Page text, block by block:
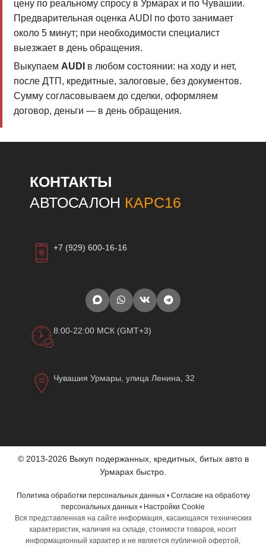
цену по реальному спросу в Урмарах и по Чувашии.
Предварительная оценка AUDI по фото занимает
около 5 минут; при необходимости специалист
выезжает в день обращения.
Выкупаем AUDI в любом состоянии: на ходу и нет,
после ДТП, кредитные, залоговые, без документов.
Сумму согласовываем до сделки, оформляем
договор, деньги — в день обращения.
КОНТАКТЫ
АВТОСАЛОН КАРС16
+7 (929) 600-16-16
8:00-22:00 МСК (GMT+3)
Чувашия Урмары, улица Ленина, 32
© 2013-2026 Выкуп подержанных, кредитных, битых авто в
Урмарах быстро.
Политика обработки персональных данных• Согласие на обработку
персональных данных • Настройки Cookie
Вся представленная на сайте информация, касающаяся технических
характеристик, наличия на складе, стоимости товаров, носит
информационный характер и не является публичной офертой,